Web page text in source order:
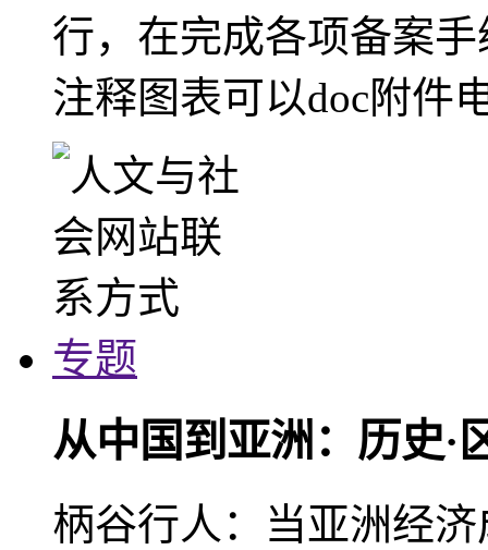
行，在完成各项备案
注释图表可以doc附件
专题
从中国到亚洲：历史·
柄谷行人：当亚洲经